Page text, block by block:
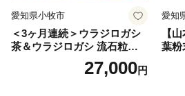
愛知県小牧市
＜3ヶ月連続＞ウラジロガシ
茶＆ウラジロガシ 流石粒
山本漢方 定期便27,000円
愛知
【
葉粉